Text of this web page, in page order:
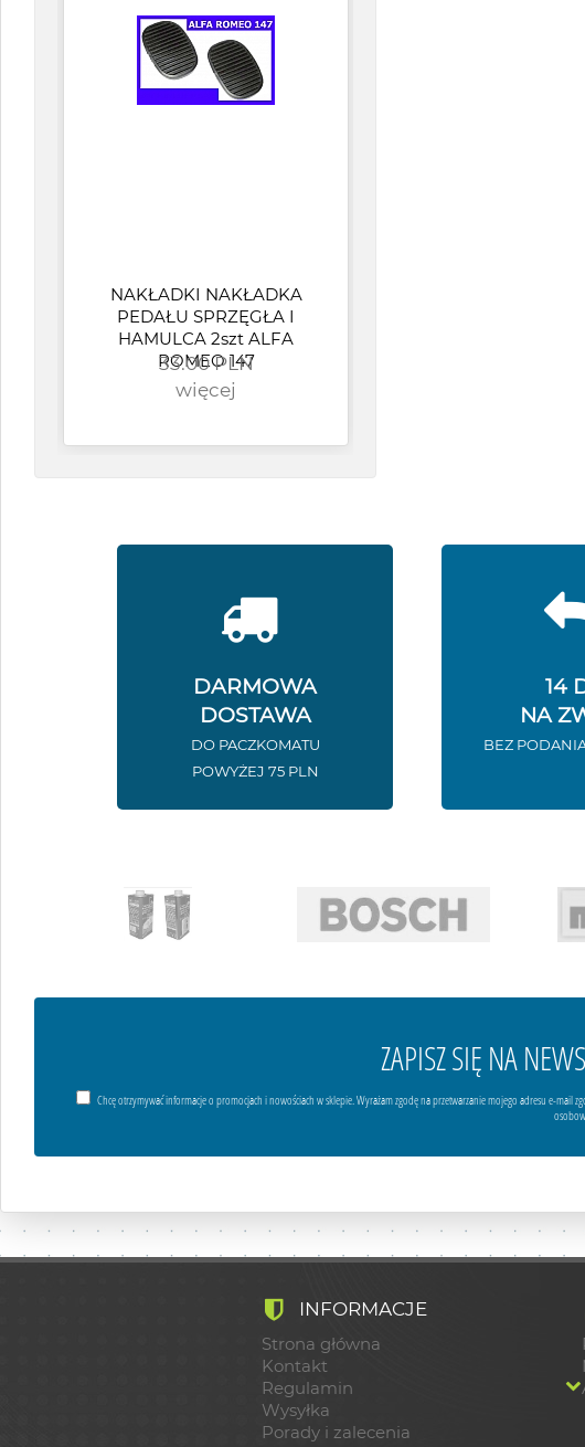
NAKŁADKI NAKŁADKA
PEDAŁU SPRZĘGŁA I
HAMULCA 2szt ALFA
ROMEO 147
33.00 PLN
więcej
DARMOWA
DOSTAWA
DO PACZKOMATU
POWYŻEJ 75 PLN
14
NA
BEZ
ZAPISZ SIĘ NA
Chcę otrzymywać informacje o promocjach i nowościach w sklepie. Wyrażam zgodę na przetwarzanie mojego adresu e-
INFORMACJE
Strona główna
Kontakt
Regulamin
Wysyłka
Porady i zalecenia